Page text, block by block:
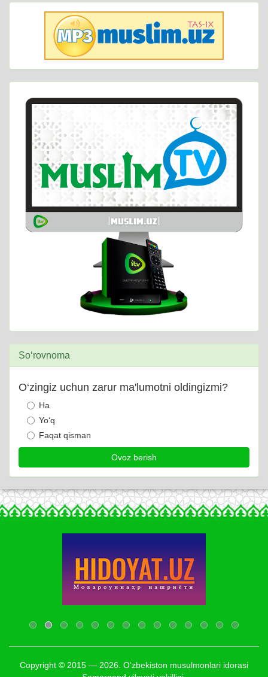
So‘rovnoma
O‘zingiz uchun zarur ma'lumotni oldingizmi?
Ha
Yo‘q
Faqat qisman
Copyright © 2015 — 2026. O‘zbekiston musulmonlari idorasi